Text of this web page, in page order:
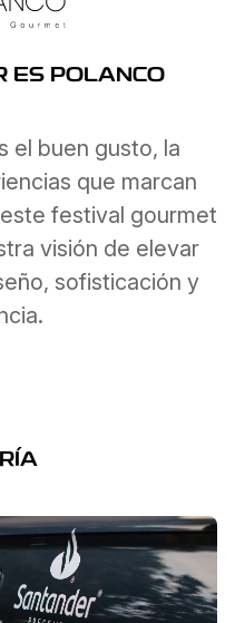
ES POLANCO
el buen gusto, la
que marcan
festival gourmet
visión de elevar
sofisticación y